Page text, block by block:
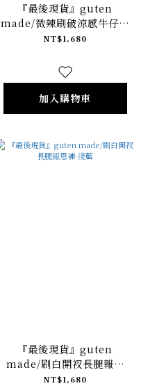
『最後現貨』guten
made/微辣刷破涼感牛仔直
筒報恩褲-白
NT$1,680
加入購物車
『最後現貨』guten
made/刷白開衩長腿報恩
褲-淺藍
NT$1,680